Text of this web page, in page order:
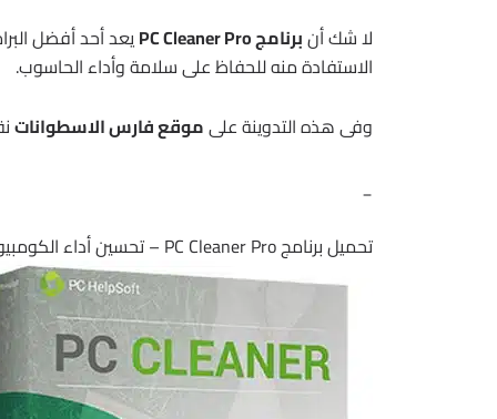
لا شك أنبرنامج PC Cleaner Pro
يعد أحد أفضل
الاستفادة منه للحفاظ على سلامة وأداء الحاسوب.
وفى هذه التدوينة علىموقع فارس الاسطوانات
_
تحميل برنامج PC Cleaner Pro – تحسين أداء الكومبيوتر 2024